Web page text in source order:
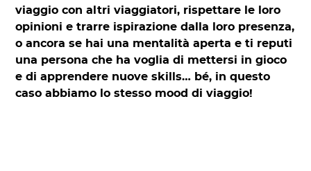
viaggio con altri viaggiatori, rispettare le loro
opinioni e trarre ispirazione dalla loro presenza,
o ancora se hai una mentalità aperta e ti reputi
una persona che ha voglia di mettersi in gioco
e di apprendere nuove skills… bé, in questo
caso abbiamo lo stesso mood di viaggio!